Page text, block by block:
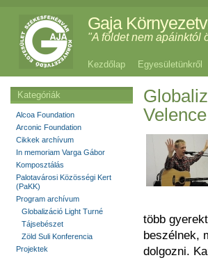
Gaja
"A földet nem apáinktól
Kezdőlap Egyesületünkről
Velence
több
beszélnek,
dolgozni.
Kategóriák
Alcoa Foundation
Arconic Foundation
Cikkek archívum
In memoriam Varga Gábor
Komposztálás
Palotavárosi Közösségi Kert
(PaKK)
Program archívum
Globalizáció Light Turné
Tájsebészet
Zöld Suli Konferencia
Projektek